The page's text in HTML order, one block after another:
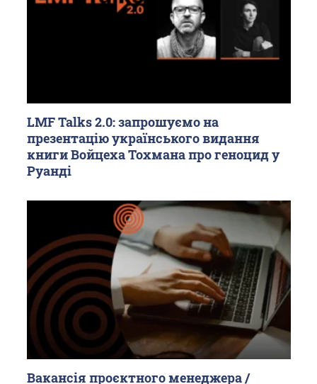
LMF Talks 2.0: запрошуємо на
презентацію українського видання
книги Войцеха Тохмана про геноцид у
Руанді
Вакансія проєктного менеджера /